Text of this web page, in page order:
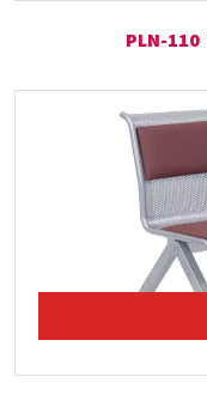
PLN-110